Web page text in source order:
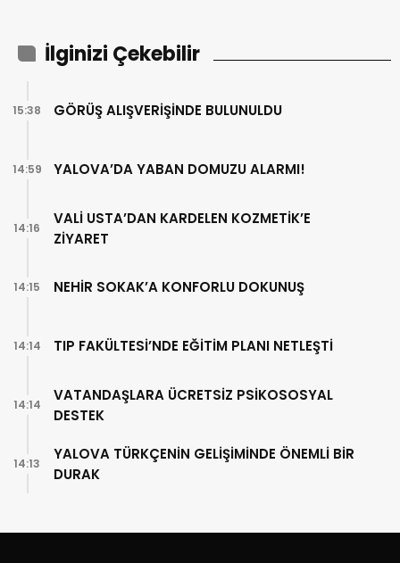
İlginizi Çekebilir
GÖRÜŞ ALIŞVERİŞİNDE BULUNULDU
15:38
YALOVA’DA YABAN DOMUZU ALARMI!
14:59
VALİ USTA’DAN KARDELEN KOZMETİK’E
ZİYARET
14:16
NEHİR SOKAK’A KONFORLU DOKUNUŞ
14:15
TIP FAKÜLTESİ’NDE EĞİTİM PLANI NETLEŞTİ
14:14
VATANDAŞLARA ÜCRETSİZ PSİKOSOSYAL
DESTEK
14:14
YALOVA TÜRKÇENİN GELİŞİMİNDE ÖNEMLİ BİR
DURAK
14:13